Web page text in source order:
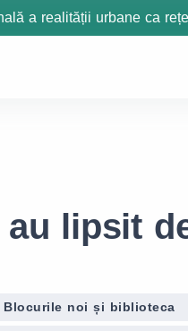
a realității urbane ca
lipsit
Blocurile noi și biblioteca